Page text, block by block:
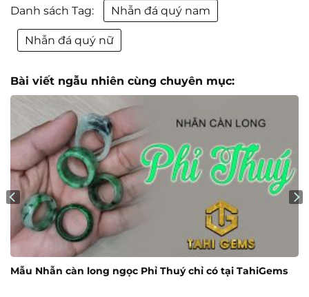
Danh sách Tag: Nhẫn đá quý nam
Nhẫn đá quý nữ
Bài viết ngẫu nhiên cùng chuyên mục:
Mẫu Nhẫn càn long ngọc Phỉ Thuý chỉ có tại TahiGems